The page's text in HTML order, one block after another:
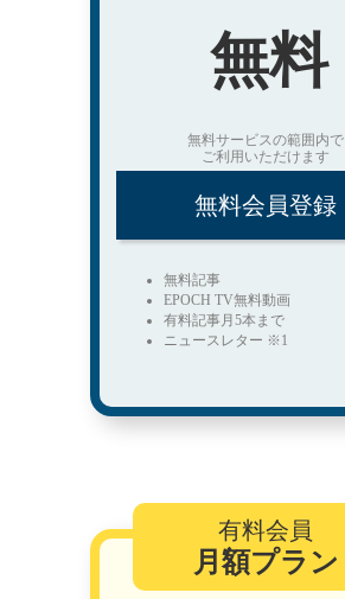
無料
無料サービスの範囲内で
ご利用いただけます
無料会員登録
無料記事
EPOCH TV無料動画
有料記事月5本まで
ニュースレター ※1
有料会員
月額プラン